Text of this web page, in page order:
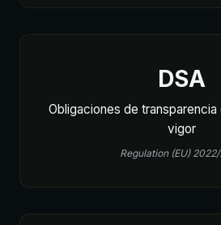
DSA
Obligaciones de
vigor
Regulation (EU)